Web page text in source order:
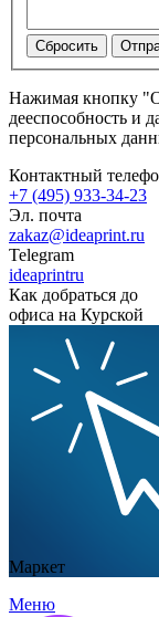
Нажимая кнопку
дееспособность и
персональных
Контактный
+7 (495) 933-34-23
Эл. почта
zakaz@ideaprint.ru
Telegram
ideaprintru
Как добраться до
офиса на Курской
Маркет
Меню